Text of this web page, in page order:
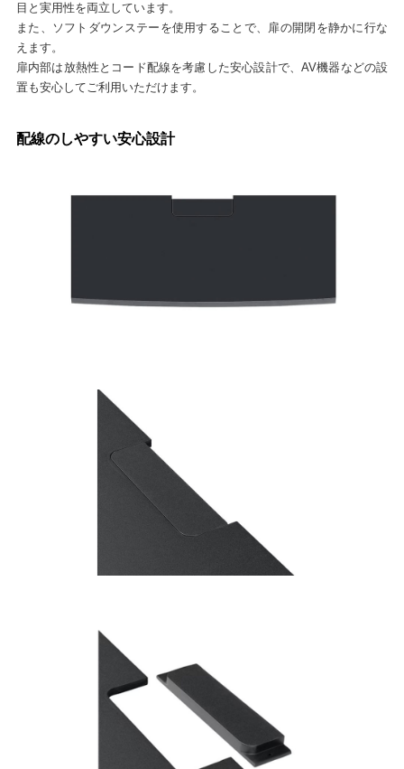
目と実用性を両立しています。
また、ソフトダウンステーを使用することで、扉の開閉を静かに行な
えます。
扉内部は放熱性とコード配線を考慮した安心設計で、AV機器などの設
置も安心してご利用いただけます。
配線のしやすい安心設計